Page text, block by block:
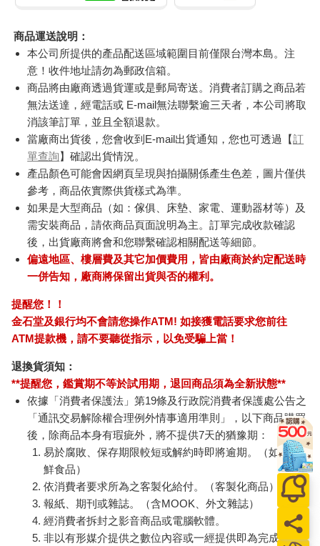
商品運送說明：
本公司所提供的產品配送區域範圍目前僅限台灣本島。注
意！收件地址請勿為郵政信箱。
商品將由廠商透過貨運或是郵局寄送。消費者訂購之商品若
無法送達，經電話或 E-mail無法聯繫逾三天者，本公司將取
消該筆訂單，並且全額退款。
當廠商出貨後，您會收到E-mail出貨通知，您也可透過【訂
單查詢】確認出貨情況。
產品顏色可能會因網頁呈現與拍攝關係產生色差，圖片僅供
參考，商品依實際供貨樣式為準。
如果是大型商品（如：傢俱、床墊、家電、運動器材等）及
需安裝商品，請依商品頁面說明為主。訂單完成收款確認
後，出貨廠商將會和您聯繫確認相關配送等細節。
偏遠地區、樓層費及其它加價費用，皆由廠商於約定配送時
一併告知，廠商將保留出貨與否的權利。
提醒您！！
金石堂及銀行均不會請您操作ATM! 如接獲電話要求您前往
ATM提款機，請不要聽從指示，以免受騙上當！
退換貨須知：
**提醒您，鑑賞期不等於試用期，退回商品須為全新狀態**
依據「消費者保護法」第19條及行政院消費者保護處公告之
「通訊交易解除權合理例外情事適用準則」，以下商品購買
後，除商品本身有瑕疵外，將不提供7天的猶豫期：
易於腐敗、保存期限較短或解約時即將逾期。（如：生
鮮食品）
依消費者要求所為之客製化給付。（客製化商品）
報紙、期刊或雜誌。（含MOOK、外文雜誌）
經消費者拆封之影音商品或電腦軟體。
非以有形媒介提供之數位內容或一經提供即為完成之線